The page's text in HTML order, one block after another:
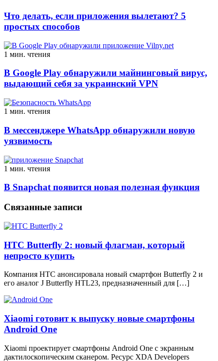
Что делать, если приложения вылетают? 5
простых способов
1 мин. чтения
В Google Play обнаружили майнинговый вирус,
выдающий себя за украинский VPN
1 мин. чтения
В мессенджере WhatsApp обнаружили новую
уязвимость
1 мин. чтения
В Snapchat появится новая полезная функция
Связанные записи
HTC Butterfly 2: новый флагман, который
непросто купить
Компания HTC анонсировала новый смартфон Butterfly 2 и
его аналог J Butterfly HTL23, предназначенный для […]
Xiaomi готовит к выпуску новые смартфоны
Android One
Xiaomi проектирует смартфоны Android One с экранным
дактилоскопическим сканером. Ресурс XDA Developers